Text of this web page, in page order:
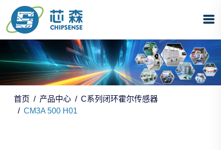
首页 产品中心
C系列闭环霍尔传感器
CM3A 500 H01